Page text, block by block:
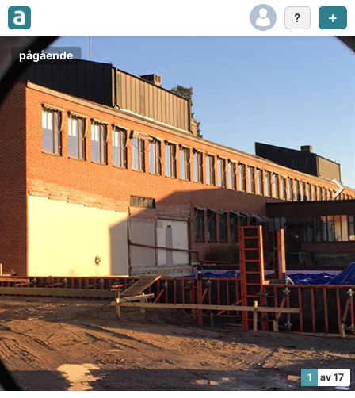
pågående
1 av 17